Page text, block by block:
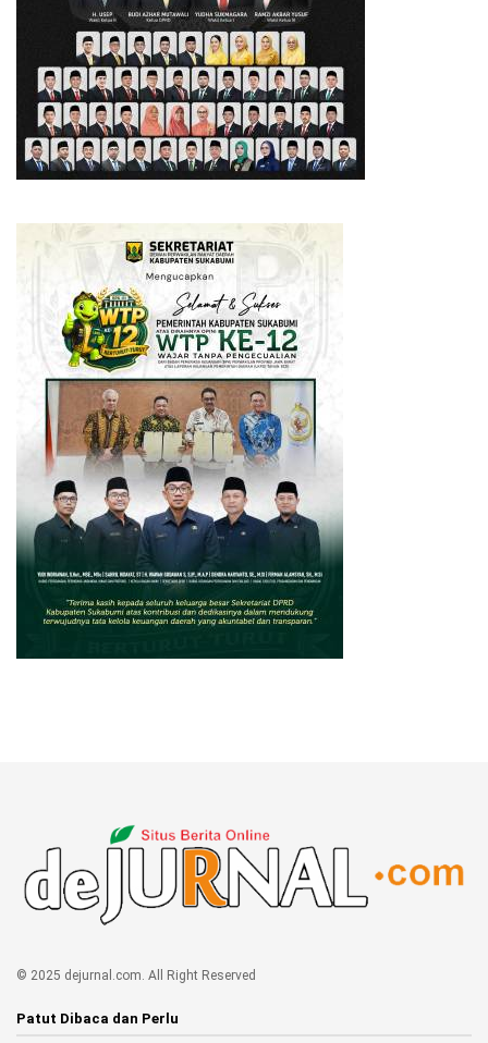
© 2025 dejurnal.com. All Right Reserved
Patut Dibaca dan Perlu